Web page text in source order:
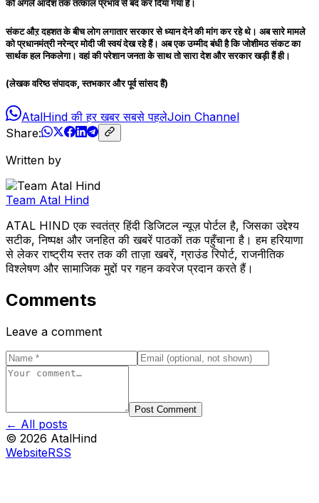
को अगले आदेश तक तत्काल प्रभाव से बंद कर दिया गया है।
संकट औऱ दहशत के बीच लोग लगातार सरकार से ध्यान देने की मांग कर रहे थे। अब सारे मामले
को प्रधानमंत्री नरेन्द्र मोदी जी स्वयं देख रहे हैं। अब एक उम्मीद बंधी है कि जोशीमठ संकट का
सार्थक हल निकलेगा। वहां की परेशान जनता के साथ तो सारा देश और सरकार खड़ी हैं ही।
(लेखक वरिष्ठ संपादक, स्तभकार और पूर्व सांसद हैं)
AtalHind की हर खबर सबसे पहलेJoin Channel
Share:
Written by
Team Atal Hind
ATAL HIND एक स्वतंत्र हिंदी डिजिटल न्यूज़ पोर्टल है, जिसका उद्देश्य
सटीक, निष्पक्ष और जनहित की खबरें पाठकों तक पहुँचाना है। हम हरियाणा
से लेकर राष्ट्रीय स्तर तक की ताज़ा खबरें, ग्राउंड रिपोर्ट, राजनीतिक
विश्लेषण और सामाजिक मुद्दों पर गहन कवरेज प्रदान करते हैं।
Comments
Leave a comment
Post Comment
← All posts
© 2026 AtalHind
WebsiteRSS